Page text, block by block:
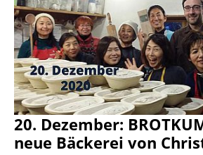
20. Dezember:
neue Bäckerei von